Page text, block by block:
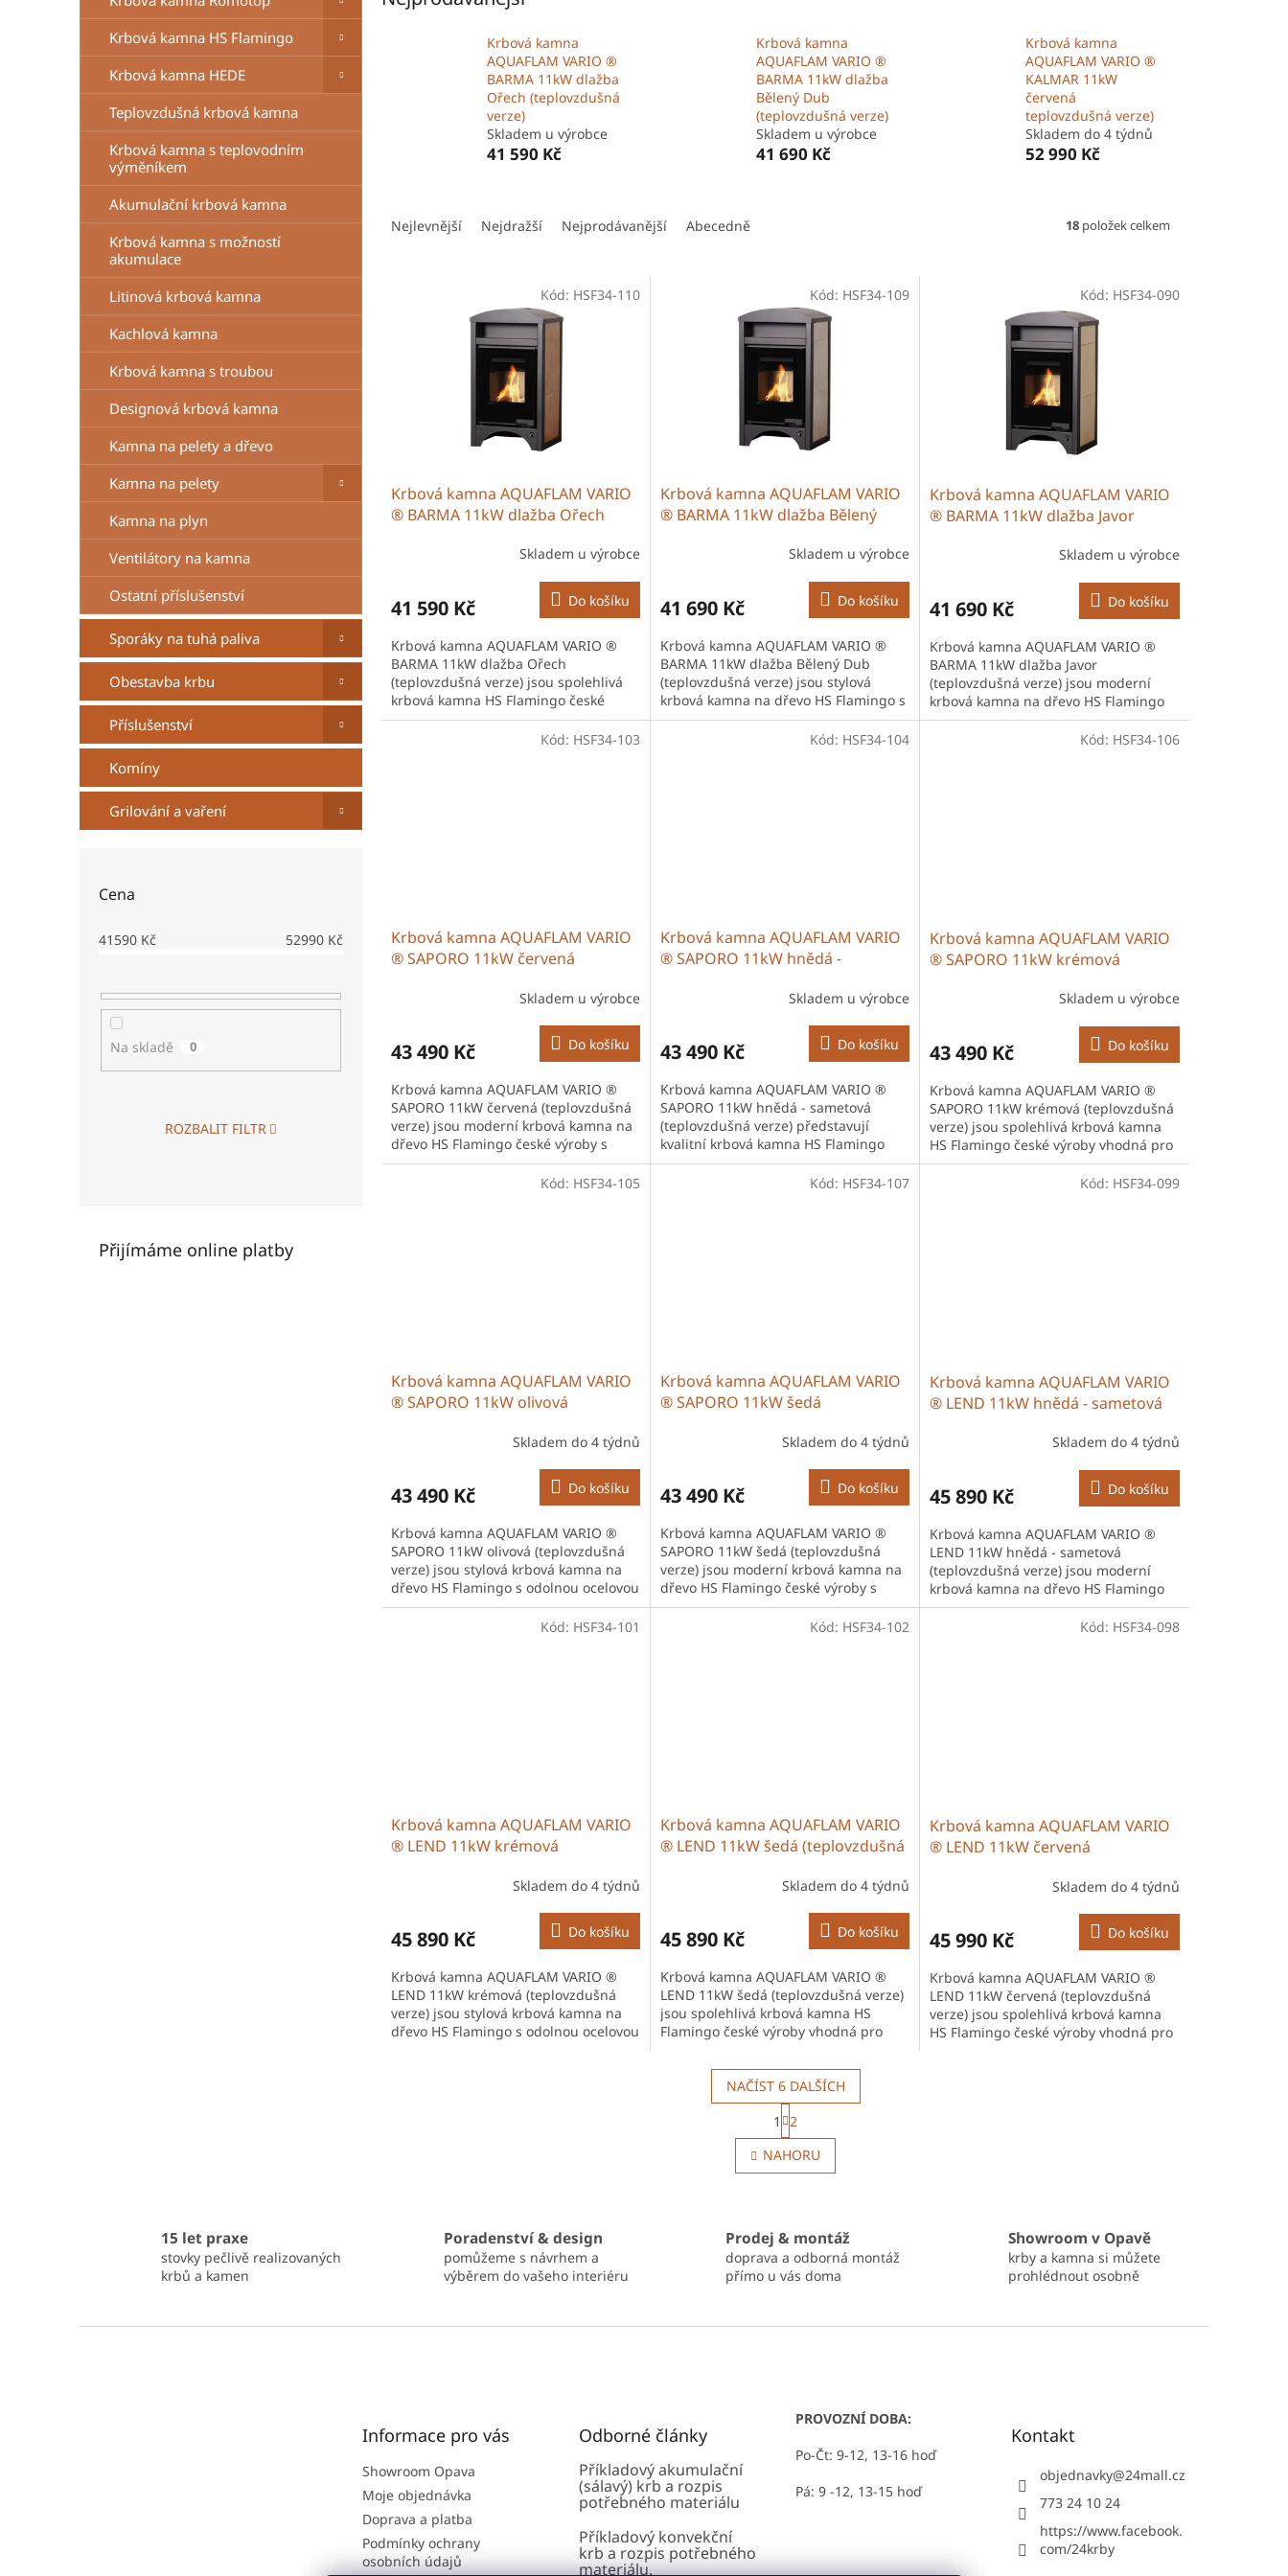
n
l
Krbová kamna HS Flamingo
Krbová kamna HEDE
Teplovzdušná krbová kamna
Krbová kamna s teplovodním
výměníkem
Akumulační krbová kamna
Krbová kamna s možností
akumulace
Litinová krbová kamna
Kachlová kamna
Krbová kamna s troubou
Designová krbová kamna
Kamna na pelety a dřevo
Kamna na pelety
Kamna na plyn
Ventilátory na kamna
Ostatní příslušenství
Sporáky na tuhá paliva
Obestavba krbu
Příslušenství
Komíny
Grilování a vaření
Cena
41590 Kč 52990 Kč
Na skladě 0
ROZBALIT FILTR
Přijímáme online platby
Krbová kamna
AQUAFLAM VARIO ®
BARMA 11kW dlažba
Ořech (teplovzdušná
verze)
Skladem u výrobce
41 590 Kč
Krbová kamna
AQUAFLAM VARIO ®
BARMA 11kW dlažba
Bělený Dub
(teplovzdušná verze)
Skladem u výrobce
41 690 Kč
Krbová kamna
AQUAFLAM VARIO ®
KALMAR 11kW
červená
teplovzdušná verze)
Skladem do 4 týdnů
52 990 Kč
Nejlevnější Nejdražší Nejprodávanější Abecedně 18 položek celkem
Krbová kamna AQUAFLAM VARIO
® BARMA 11kW dlažba Ořech
Skladem u výrobce
41 590 Kč Do košíku
Krbová kamna AQUAFLAM VARIO ®
BARMA 11kW dlažba Ořech
(teplovzdušná verze) jsou spolehlivá
krbová kamna HS Flamingo české
výroby vhodná pro vytápění domů i
chalup. Díky účinnému...
Kód: HSF34-110
Krbová kamna AQUAFLAM VARIO
® BARMA 11kW dlažba Bělený
Skladem u výrobce
41 690 Kč Do košíku
Krbová kamna AQUAFLAM VARIO ®
BARMA 11kW dlažba Bělený Dub
(teplovzdušná verze) jsou stylová
krbová kamna na dřevo HS Flamingo s
odolnou ocelovou konstrukcí a
Kód: HSF34-109
Krbová kamna AQUAFLAM VARIO
® BARMA 11kW dlažba Javor
Skladem u výrobce
41 690 Kč Do košíku
Krbová kamna AQUAFLAM VARIO ®
BARMA 11kW dlažba Javor
(teplovzdušná verze) jsou moderní
krbová kamna na dřevo HS Flamingo
české výroby s robustní ocelovou
Kód: HSF34-090
Krbová kamna AQUAFLAM VARIO
® SAPORO 11kW červená
Skladem u výrobce
43 490 Kč Do košíku
Krbová kamna AQUAFLAM VARIO ®
SAPORO 11kW červená (teplovzdušná
verze) jsou moderní krbová kamna na
dřevo HS Flamingo české výroby s
robustní ocelovou konstrukcí a
Kód: HSF34-103
Krbová kamna AQUAFLAM VARIO
® SAPORO 11kW hnědá -
Skladem u výrobce
43 490 Kč Do košíku
Krbová kamna AQUAFLAM VARIO ®
SAPORO 11kW hnědá - sametová
(teplovzdušná verze) představují
kvalitní krbová kamna HS Flamingo
určená pro efektivní vytápění
Kód: HSF34-104
Krbová kamna AQUAFLAM VARIO
® SAPORO 11kW krémová
Skladem u výrobce
43 490 Kč Do košíku
Krbová kamna AQUAFLAM VARIO ®
SAPORO 11kW krémová (teplovzdušná
verze) jsou spolehlivá krbová kamna
HS Flamingo české výroby vhodná pro
vytápění domů i chalup. Díky
Kód: HSF34-106
Krbová kamna AQUAFLAM VARIO
® SAPORO 11kW olivová
Skladem do 4 týdnů
43 490 Kč Do košíku
Krbová kamna AQUAFLAM VARIO ®
SAPORO 11kW olivová (teplovzdušná
verze) jsou stylová krbová kamna na
dřevo HS Flamingo s odolnou ocelovou
konstrukcí a šamotovou vyzdívkou....
Kód: HSF34-105
Krbová kamna AQUAFLAM VARIO
® SAPORO 11kW šedá
Skladem do 4 týdnů
43 490 Kč Do košíku
Krbová kamna AQUAFLAM VARIO ®
SAPORO 11kW šedá (teplovzdušná
verze) jsou moderní krbová kamna na
dřevo HS Flamingo české výroby s
robustní ocelovou konstrukcí a
Kód: HSF34-107
Krbová kamna AQUAFLAM VARIO
® LEND 11kW hnědá - sametová
Skladem do 4 týdnů
45 890 Kč Do košíku
Krbová kamna AQUAFLAM VARIO ®
LEND 11kW hnědá - sametová
(teplovzdušná verze) jsou moderní
krbová kamna na dřevo HS Flamingo
české výroby s robustní ocelovou
Kód: HSF34-099
Krbová kamna AQUAFLAM VARIO
® LEND 11kW krémová
Skladem do 4 týdnů
45 890 Kč Do košíku
Krbová kamna AQUAFLAM VARIO ®
LEND 11kW krémová (teplovzdušná
verze) jsou stylová krbová kamna na
dřevo HS Flamingo s odolnou ocelovou
Kód: HSF34-101
Krbová kamna AQUAFLAM VARIO
® LEND 11kW šedá (teplovzdušná
Skladem do 4 týdnů
45 890 Kč Do košíku
Krbová kamna AQUAFLAM VARIO ®
LEND 11kW šedá (teplovzdušná verze)
jsou spolehlivá krbová kamna HS
Flamingo české výroby vhodná pro
účinnému...
Kód: HSF34-102
Krbová kamna AQUAFLAM VARIO
® LEND 11kW červená
Skladem do 4 týdnů
45 990 Kč Do košíku
Krbová kamna AQUAFLAM VARIO ®
LEND 11kW červená (teplovzdušná
verze) jsou spolehlivá krbová kamna
HS Flamingo české výroby vhodná pro
Kód: HSF34-098
O
v
l
c
í
p
k
NAČÍST 6 DALŠÍCH
S
t
r
á
n
á
n
í
1
2
NAHORU
15 let praxe
stovky pečlivě realizovaných
krbů a kamen
Poradenství & design
pomůžeme s návrhem a
výběrem do vašeho interiéru
Prodej & montáž
doprava a odborná montáž
přímo u vás doma
Showroom v Opavě
krby a kamna si můžete
prohlédnout osobně
Informace pro vás
Showroom Opava
Moje objednávka
Doprava a platba
Podmínky ochrany
osobních údajů
Odborné články
Příkladový akumulační
(sálavý) krb a rozpis
potřebného materiálu
Příkladový konvekční
krb a rozpis potřebného
materiálu.
PROVOZNÍ DOBA:
Po-Čt: 9-12, 13-16 hoď
Pá: 9 -12, 13-15 hoď
Kontakt
objednavky@24mall.cz
773 24 10 24
https://www.facebook.
com/24krby